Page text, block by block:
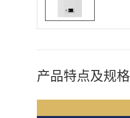
产品特点及规格